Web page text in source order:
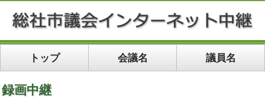
トップ 会議名 議員名
録画中継